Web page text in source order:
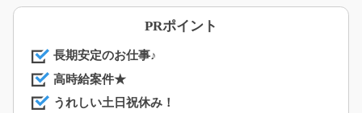
PRポイント
長期安定のお仕事♪
高時給案件★
うれしい土日祝休み！